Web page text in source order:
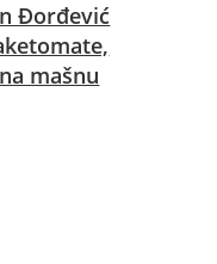
Đorđević
mašnu